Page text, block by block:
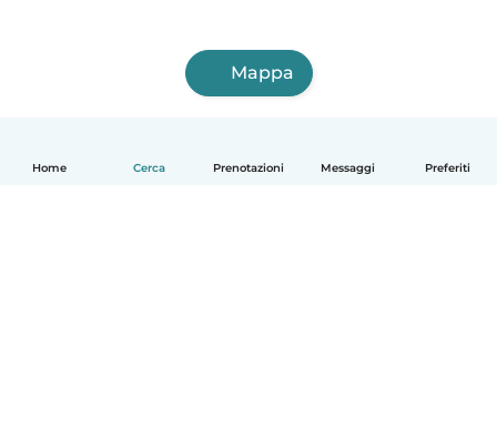
Home Cerca Prenotazioni Messaggi Preferiti
Mappa